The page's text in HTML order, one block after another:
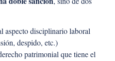
aspecto disciplinario laboral
despido, etc.)
patrimonial que tiene el